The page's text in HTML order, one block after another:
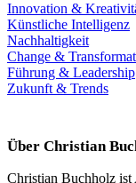
Innovation &
Künstliche Intelligenz
Nachhaltigkeit
Change &
Führung & Leadership
Zukunft & Trends
Über Christian
Christian Buchholz ist